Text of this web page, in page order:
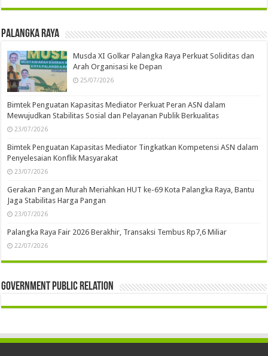
Palangka Raya
Musda XI Golkar Palangka Raya Perkuat Soliditas dan
Arah Organisasi ke Depan
25/07/2026
Bimtek Penguatan Kapasitas Mediator Perkuat Peran ASN dalam
Mewujudkan Stabilitas Sosial dan Pelayanan Publik Berkualitas
23/07/2026
Bimtek Penguatan Kapasitas Mediator Tingkatkan Kompetensi ASN dalam
Penyelesaian Konflik Masyarakat
23/07/2026
Gerakan Pangan Murah Meriahkan HUT ke-69 Kota Palangka Raya, Bantu
Jaga Stabilitas Harga Pangan
23/07/2026
Palangka Raya Fair 2026 Berakhir, Transaksi Tembus Rp7,6 Miliar
22/07/2026
Government Public Relation